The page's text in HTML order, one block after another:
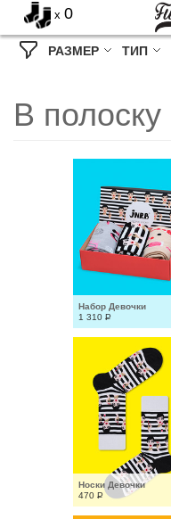
x 0
РАЗМЕР ТИП
В полоску
Набор Девочки
1 310 Р
Носки Девочки
470 Р